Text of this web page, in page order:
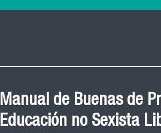
Manual de Buenas de
Educación no Sexista